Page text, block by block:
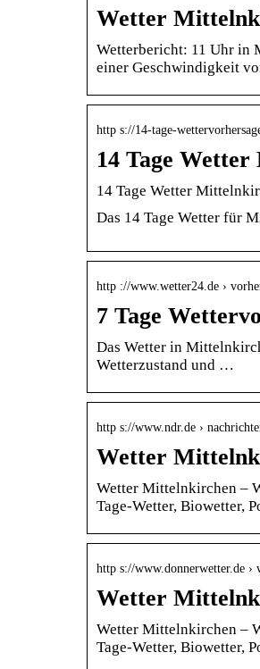
Wetter
Wetterbericht: 11 Uhr in
einer Geschwindigkeit
http s://14-tage-
14 Tage
14 Tage Wetter
Das 14 Tage Wetter für
http ://www.wetter24.de ›
7 Tage
Das Wetter in
Wetterzustand und …
http s://www.ndr.de ›
Wetter
Wetter Mittelnkirchen –
Tage-Wetter, Biowetter,
http s://www.donnerwetter.de ›
Wetter
Wetter Mittelnkirchen –
Tage-Wetter, Biowetter,